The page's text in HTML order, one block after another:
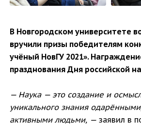
В Новгородском университете
вручили призы победителям
учёный НовГУ 2021».
празднования Дня российской
— Наука — это создание и
уникального знания
активными людьми, — заявил в